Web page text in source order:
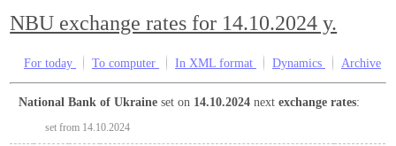
NBU exchange rates for 14.10.2024 y.
For today To computer In XML format Dynamics Archive
National Bank of Ukraine set on 14.10.2024 nextexchange rates:
set from 14.10.2024